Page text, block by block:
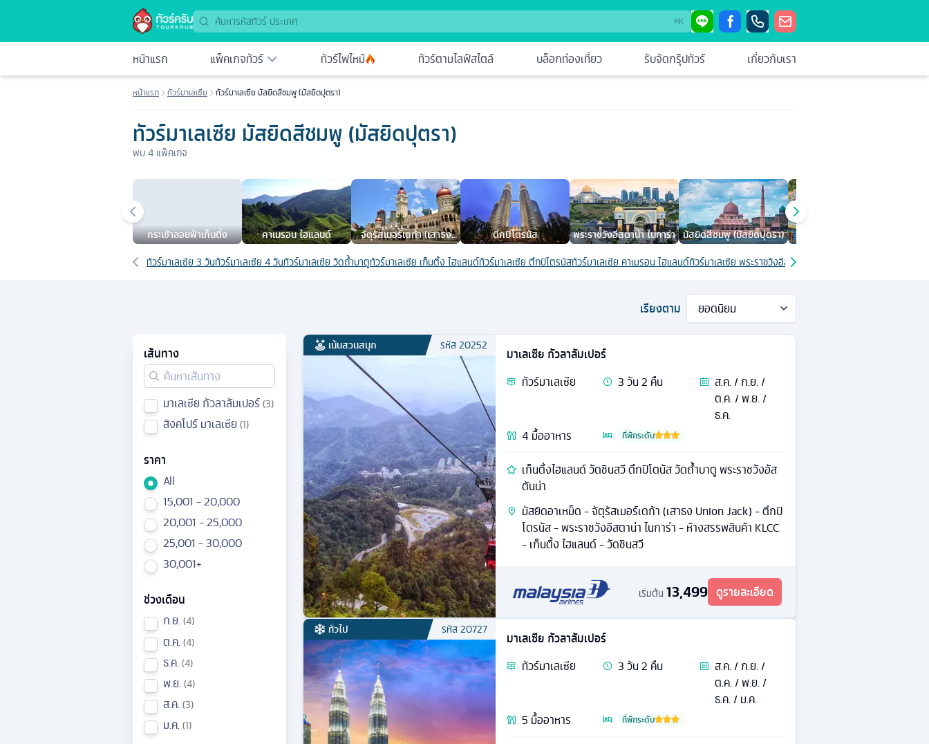
⌘K
หน้าแรก แพ็คเกจทัวร์ ทัวร์ไฟไหม้ ทัวร์ตามไลฟ์สไตล์ บล็อกท่องเที่ยว รับจัดกรุ๊ปทัวร์ เกี่ยวกับเรา
หน้าแรก ทัวร์มาเลเซีย ทัวร์มาเลเซีย มัสยิดสีชมพู (มัสยิดปุตรา)
ทัวร์มาเลเซีย มัสยิดสีชมพู (มัสยิดปุตรา)
พบ4 แพ็คเกจ
เมืองยอดนิยม
กระเช้าลอยฟ้าเก็นติ้ง คาเมรอน ไฮแลนด์
จัตุรัสเมอร์เดก้า (เสาธง
Union Jack)
ตึกปิโตรนัส พระราชวังอีสตาน่า ไนการ่า มัสยิดสีชมพู (มัสยิดปุตรา)
เส้นทางที่เกี่ยวข้อง
ทัวร์มาเลเซีย 3 วันทัวร์มาเลเซีย 4 วันทัวร์มาเลเซีย วัดถํ้าบาตูทัวร์มาเลเซีย เก็นติ้ง ไฮแลนด์ทัวร์มาเลเซีย ตึกปิโตรนัสทัวร์มาเลเซีย คาเมรอน ไฮแลนด์ทัวร์มาเลเซีย พระราชวังอีสตาน่า ไนการ่า
เรียงตาม
เส้นทาง
มาเลเซีย กัวลาลัมเปอร์ 3
สิงคโปร์ มาเลเซีย 1
ราคา
All
15,001 - 20,000
20,001 - 25,000
25,001 - 30,000
30,001+
ช่วงเดือน
ก.ย. 4
ต.ค. 4
ธ.ค. 4
พ.ย. 4
ส.ค. 3
ม.ค. 1
เน้นสวนสนุก รหัส20252
มาเลเซีย กัวลาลัมเปอร์
ทัวร์มาเลเซีย 3วัน2 คืน
ส.ค. / ก.ย. /
ต.ค. / พ.ย. /
ธ.ค.
4 มื้ออาหาร ที่พักระดับ
เก็นติ้งไฮแลนด์ วัดชินสวี ตึกปิโตนัส วัดถ้ำบาตู พระราชวังอัส
ตันน่า
มัสยิดอาเหม็ด - จัตุรัสเมอร์เดก้า (เสาธง Union Jack) - ตึกปิ
โตรนัส - พระราชวังอีสตาน่า ไนการ่า - ห้างสรรพสินค้า KLCC
- เก็นติ้ง ไฮแลนด์ - วัดชินสวี
เริ่มต้น 13,499 ดูรายละเอียด
ทั่วไป รหัส20727
มาเลเซีย กัวลาลัมเปอร์
ทัวร์มาเลเซีย 3วัน2 คืน
ส.ค. / ก.ย. /
ต.ค. / พ.ย. /
ธ.ค. / ม.ค.
5 มื้ออาหาร ที่พักระดับ